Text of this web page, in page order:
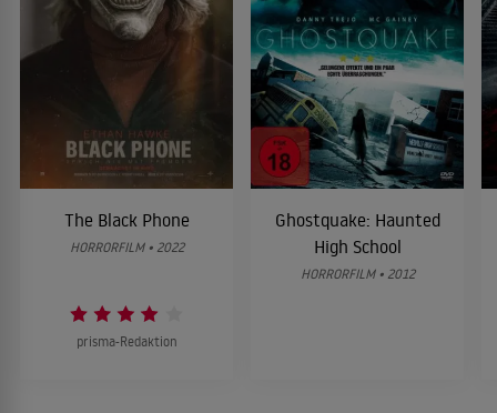
The Black Phone
HORRORFILM • 2022
prisma-Redaktion
Ghostquake: Haunted
High School
HORRORFILM • 2012